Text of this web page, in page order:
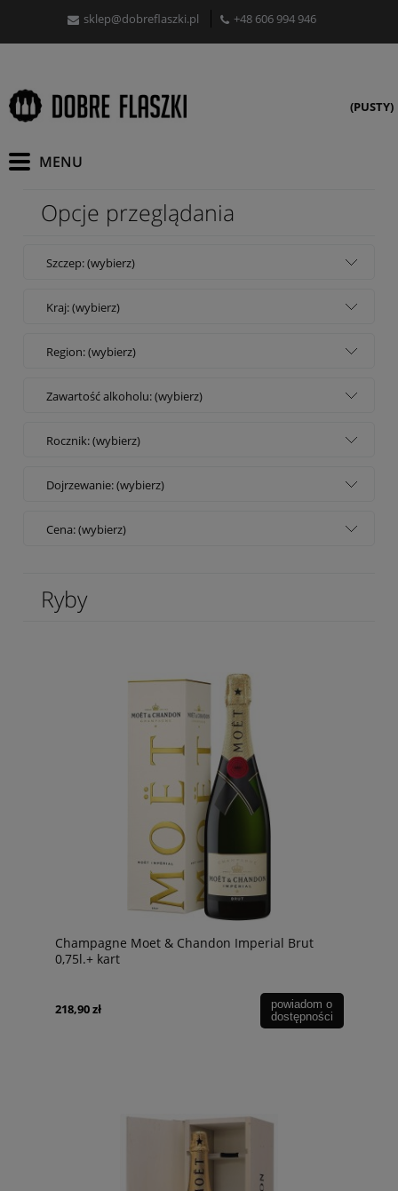
sklep@dobreflaszki.pl +48 606 994 946
(PUSTY)
Opcje przeglądania
Szczep: (wybierz)
Kraj: (wybierz)
Region: (wybierz)
Zawartość alkoholu: (wybierz)
Rocznik: (wybierz)
Dojrzewanie: (wybierz)
Cena: (wybierz)
Ryby
Champagne Moet & Chandon Imperial Brut
0,75l.+ kart
218,90 zł
powiadom o
dostępności